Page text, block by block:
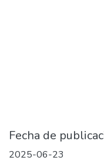
Fecha de
2025-06-23